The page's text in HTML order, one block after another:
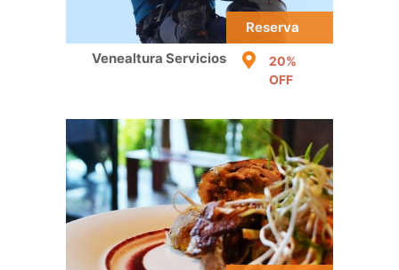
Reserva
Venealtura Servicios
20%
OFF